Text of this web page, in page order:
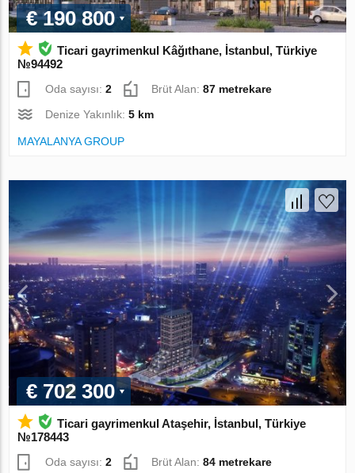
€ 190 800
Ticari gayrimenkul Kâğıthane, İstanbul, Türkiye
№94492
Oda sayısı:2 Brüt Alan:87 metrekare
Denize Yakınlık:5 km
MAYALANYA GROUP
€ 702 300
Ticari gayrimenkul Ataşehir, İstanbul, Türkiye
№178443
Oda sayısı:2 Brüt Alan:84 metrekare